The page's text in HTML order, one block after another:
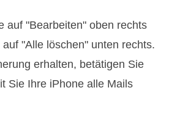
auf "Bearbeiten" oben rechts
"Alle löschen" unten rechts.
erhalten, betätigen Sie
Sie Ihre iPhone alle Mails